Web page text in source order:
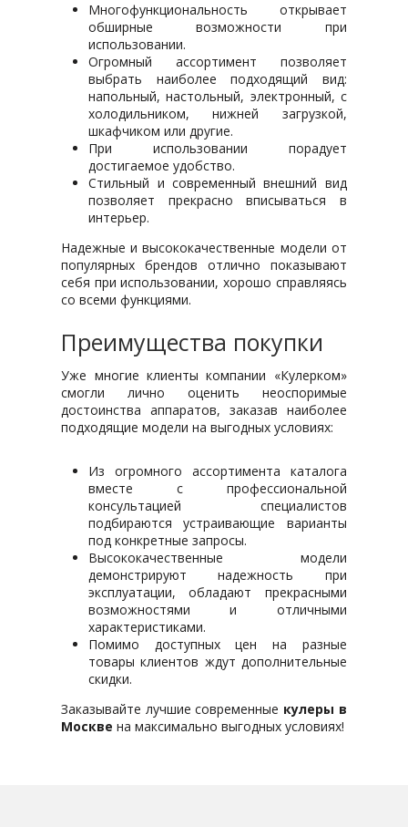
Многофункциональность открывает
обширные возможности при
использовании.
Огромный ассортимент позволяет
выбрать наиболее подходящий вид:
напольный, настольный, электронный, с
холодильником, нижней загрузкой,
шкафчиком или другие.
При использовании порадует
достигаемое удобство.
Стильный и современный внешний вид
позволяет прекрасно вписываться в
интерьер.
Надежные и высококачественные модели от
популярных брендов отлично показывают
себя при использовании, хорошо справляясь
со всеми функциями.
Преимущества покупки
Уже многие клиенты компании «Кулерком»
смогли лично оценить неоспоримые
достоинства аппаратов, заказав наиболее
подходящие модели на выгодных условиях:
Из огромного ассортимента каталога
вместе с профессиональной
консультацией специалистов
подбираются устраивающие варианты
под конкретные запросы.
Высококачественные модели
демонстрируют надежность при
эксплуатации, обладают прекрасными
возможностями и отличными
характеристиками.
Помимо доступных цен на разные
товары клиентов ждут дополнительные
скидки.
Заказывайте лучшие современные кулеры в
Москве на максимально выгодных условиях!